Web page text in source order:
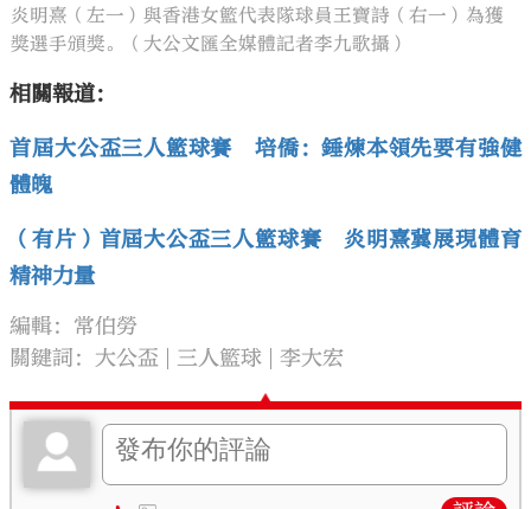
炎明熹（左一）與香港女籃代表隊球員王寶詩（右一）為獲
獎選手頒獎。（大公文匯全媒體記者李九歌攝）
相關報道：
首屆大公盃三人籃球賽 培僑：錘煉本領先要有強健
體魄
（有片）首屆大公盃三人籃球賽 炎明熹冀展現體育
精神力量
編輯：常伯勞
關鍵詞： 大公盃 三人籃球 李大宏